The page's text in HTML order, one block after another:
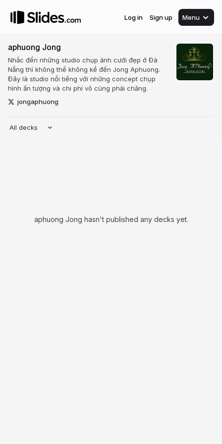
Log in Sign up Menu
aphuong Jong
Nhắc đến những studio chụp ảnh cưới đẹp ở Đà
Nẵng thì không thể không kể đến Jong Aphuong.
Đây là studio nổi tiếng với những concept chụp
hình ấn tượng và chi phí vô cùng phải chăng.
jongaphuong
All decks
aphuong Jong hasn't published any decks yet.